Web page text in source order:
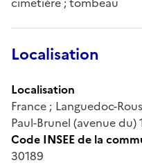
Localisation
Localisation
France ; Languedoc-
Paul-Brunel (avenue
Code INSEE de la
30189